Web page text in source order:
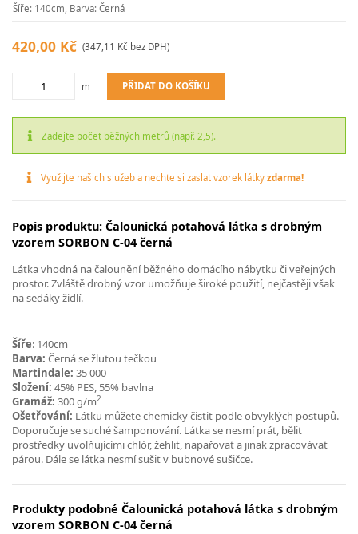
Šíře: 140cm, Barva: Černá
420,00 Kč (347,11 Kč bez DPH)
m PŘIDAT DO KOŠÍKU
Zadejte počet běžných metrů (např. 2,5).
Využijte našich služeb a nechte si zaslat vzorek látkyzdarma!
Popis produktu: Čalounická potahová látka s drobným
vzorem SORBON C-04 černá
Látka vhodná na čalounění běžného domácího nábytku či veřejných
prostor. Zvláště drobný vzor umožňuje široké použití, nejčastěji však
na sedáky židlí.
Šíře: 140cm
Barva: Černá se žlutou tečkou
Martindale: 35 000
Složení: 45% PES, 55% bavlna
Gramáž: 300 g/m2
Ošetřování: Látku můžete chemicky čistit podle obvyklých postupů.
Doporučuje se suché šamponování. Látka se nesmí prát, bělit
prostředky uvolňujícími chlór, žehlit, napařovat a jinak zpracovávat
párou. Dále se látka nesmí sušit v bubnové sušičce.
Produkty podobné Čalounická potahová látka s drobným
vzorem SORBON C-04 černá